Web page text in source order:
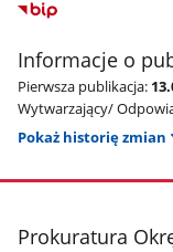
Informacje o
Pierwsza publikacja:
Wytwarzający/
Pokaż historię zmian
stopka
Prokuratura